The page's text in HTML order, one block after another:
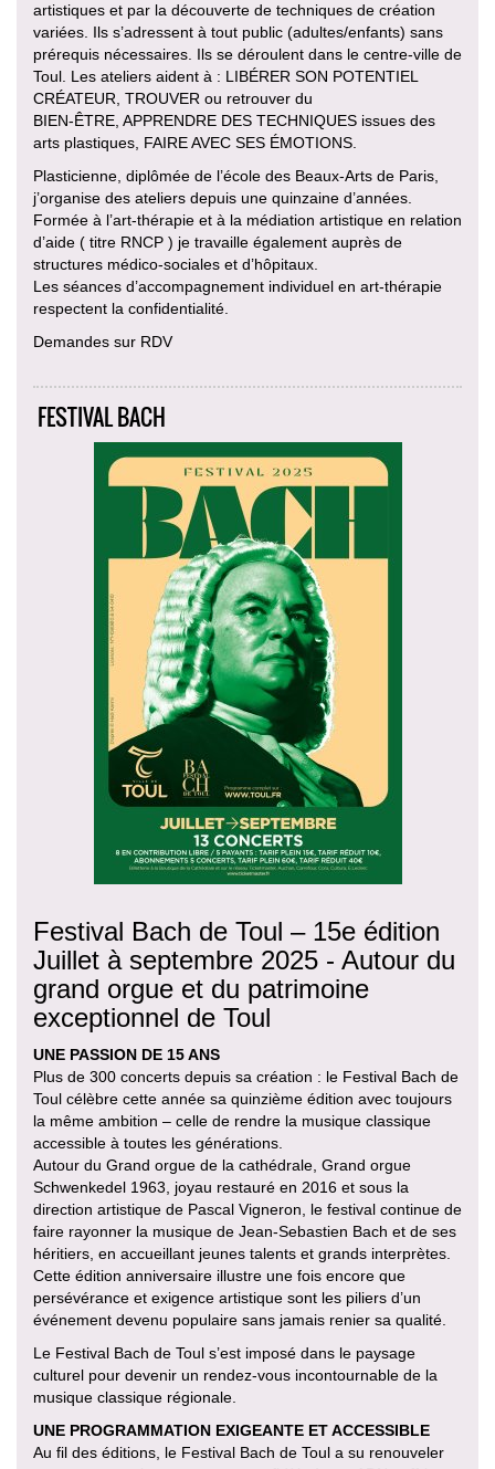
artistiques et par la découverte de techniques de création
variées. Ils s’adressent à tout public (adultes/enfants) sans
prérequis nécessaires. Ils se déroulent dans le centre-ville de
Toul. Les ateliers aident à : LIBÉRER SON POTENTIEL
CRÉATEUR, TROUVER ou retrouver du
BIEN-ÊTRE, APPRENDRE DES TECHNIQUES issues des
arts plastiques, FAIRE AVEC SES ÉMOTIONS.
Plasticienne, diplômée de l’école des Beaux-Arts de Paris,
j’organise des ateliers depuis une quinzaine d’années.
Formée à l’art-thérapie et à la médiation artistique en relation
d’aide ( titre RNCP ) je travaille également auprès de
structures médico-sociales et d’hôpitaux.
Les séances d’accompagnement individuel en art-thérapie
respectent la confidentialité.
Demandes sur RDV
FESTIVAL BACH
Festival Bach de Toul – 15e édition
Juillet à septembre 2025 - Autour du
grand orgue et du patrimoine
exceptionnel de Toul
UNE PASSION DE 15 ANS
Plus de 300 concerts depuis sa création : le Festival Bach de
Toul célèbre cette année sa quinzième édition avec toujours
la même ambition – celle de rendre la musique classique
accessible à toutes les générations.
Autour du Grand orgue de la cathédrale, Grand orgue
Schwenkedel 1963, joyau restauré en 2016 et sous la
direction artistique de Pascal Vigneron, le festival continue de
faire rayonner la musique de Jean-Sebastien Bach et de ses
héritiers, en accueillant jeunes talents et grands interprètes.
Cette édition anniversaire illustre une fois encore que
persévérance et exigence artistique sont les piliers d’un
événement devenu populaire sans jamais renier sa qualité.
Le Festival Bach de Toul s’est imposé dans le paysage
culturel pour devenir un rendez-vous incontournable de la
musique classique régionale.
UNE PROGRAMMATION EXIGEANTE ET ACCESSIBLE
Au fil des éditions, le Festival Bach de Toul a su renouveler